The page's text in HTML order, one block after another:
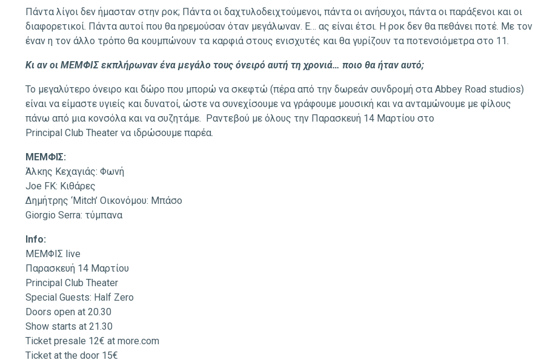
Πάντα λίγοι δεν ήμασταν στην ροκ; Πάντα οι δαχτυλοδειχτούμενοι, πάντα οι ανήσυχοι, πάντα οι παράξενοι και οι
διαφορετικοί. Πάντα αυτοί που θα ηρεμούσαν όταν μεγάλωναν. Ε… ας είναι έτσι. Η ροκ δεν θα πεθάνει ποτέ. Με τον
έναν η τον άλλο τρόπο θα κουμπώνουν τα καρφιά στους ενισχυτές και θα γυρίζουν τα ποτενσιόμετρα στο 11.
Κι αν οι ΜΕΜΦΙΣ εκπλήρωναν ένα μεγάλο τους όνειρό αυτή τη χρονιά… ποιο θα ήταν αυτό;
Το μεγαλύτερο όνειρο και δώρο που μπορώ να σκεφτώ (πέρα από την δωρεάν συνδρομή στα Abbey Road studios)
είναι να είμαστε υγιείς και δυνατοί, ώστε να συνεχίσουμε να γράφουμε μουσική και να ανταμώνουμε με φίλους
πάνω από μια κονσόλα και να συζητάμε. Ραντεβού με όλους την Παρασκευή 14 Μαρτίου στο
Principal Club Theater να ιδρώσουμε παρέα.
MEMΦΙΣ:
Άλκης Κεχαγιάς: Φωνή
Joe FK: Κιθάρες
Δημήτρης ‘Mitch’ Οικονόμου: Μπάσο
Giorgio Serra: τύμπανα
Info:
MΕΜΦΙΣ live
Παρασκευή 14 Μαρτίου
Principal Club Theater
Special Guests: Half Zero
Doors open at 20.30
Show starts at 21.30
Ticket presale 12€ at more.com
Ticket at the door 15€